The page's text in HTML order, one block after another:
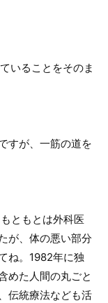
いることをそのま
すが、一筋の道を
ともとは外科医
が、体の悪い部分
ね。1982年に独
めた人間の丸ごと
伝統療法なども活